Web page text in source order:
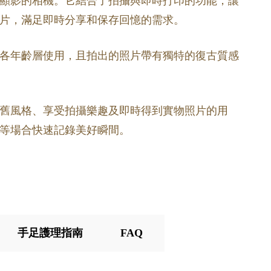
，滿足即時分享和保存回憶的需求。
年齡層使用，且拍出的照片帶有獨特的復古質感
風格、享受拍攝樂趣及即時得到實物照片的用
場合快速記錄美好瞬間。
手足護理指南 FAQ